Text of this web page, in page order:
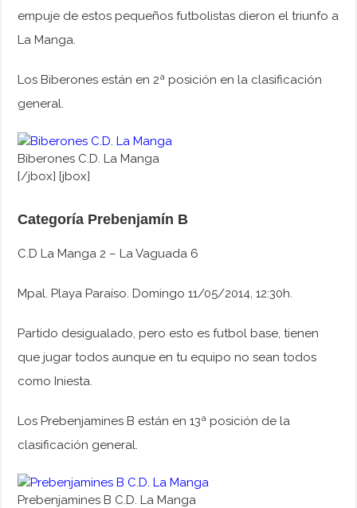
empuje de estos pequeños futbolistas dieron el triunfo a
La Manga.
Los Biberones están en 2ª posición en la clasificación
general.
Biberones C.D. La Manga
[/jbox] [jbox]
Categoría Prebenjamín B
C.D La Manga 2 – La Vaguada 6
Mpal. Playa Paraíso. Domingo 11/05/2014, 12:30h.
Partido desigualado, pero esto es futbol base, tienen
que jugar todos aunque en tu equipo no sean todos
como Iniesta.
Los Prebenjamines B están en 13ª posición de la
clasificación general.
Prebenjamines B C.D. La Manga